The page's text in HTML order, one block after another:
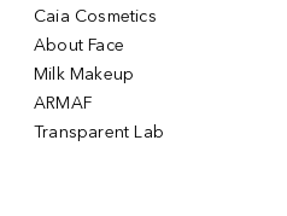
Caia Cosmetics
About Face
Milk Makeup
ARMAF
Transparent Lab